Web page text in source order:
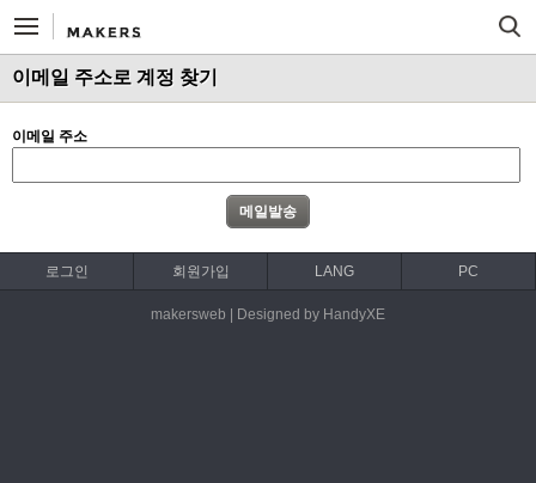
이메일 주소로 계정 찾기
이메일 주소
로그인 회원가입 LANG PC
makersweb | Designed by HandyXE